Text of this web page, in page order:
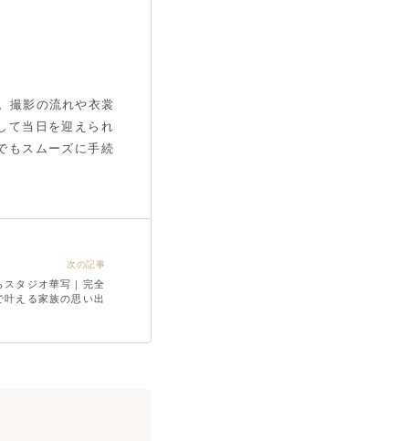
撮影の流れや衣裳
て当日を迎えられ
もスムーズに手続
次の記事
スタジオ華写｜完全
叶える家族の思い出